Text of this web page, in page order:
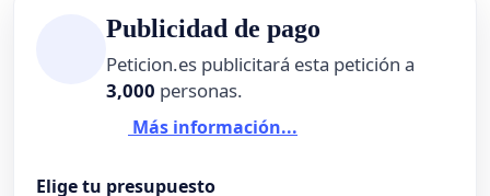
Publicidad de pago
Peticion.es publicitará esta petición a
3,000 personas.
Más información...
Elige tu presupuesto